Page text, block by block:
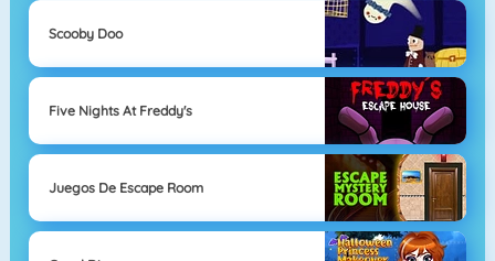
Scooby Doo
Five Nights At Freddy's
Juegos De Escape Room